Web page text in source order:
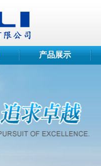
产品展示